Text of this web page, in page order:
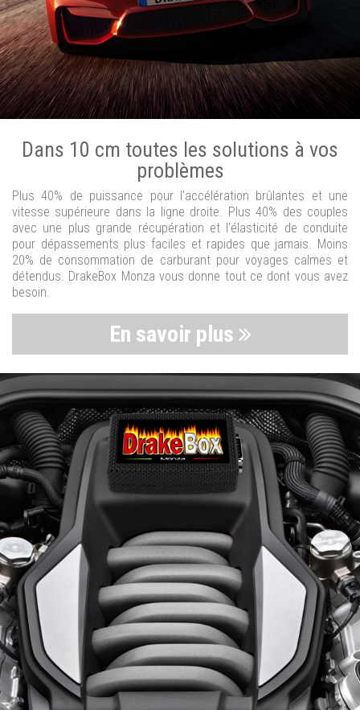
Dans 10 cm toutes les solutions à vos
problèmes
Plus 40% de puissance pour l'accélération brûlantes et une
vitesse supérieure dans la ligne droite. Plus 40% des couples
avec une plus grande récupération et l'élasticité de conduite
pour dépassements plus faciles et rapides que jamais. Moins
20% de consommation de carburant pour voyages calmes et
détendus. DrakeBox Monza vous donne tout ce dont vous avez
besoin.
En savoir plus